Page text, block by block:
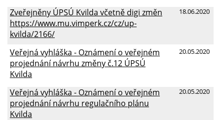
18.06.2020
Zveřejněny ÚPSÚ Kvilda včetně digi změn
https://www.mu.vimperk.cz/cz/up-
kvilda/2166/
20.05.2020
Veřejná vyhláška - Oznámení o veřejném
projednání návrhu změny č.12 ÚPSÚ
Kvilda
20.05.2020
Veřejná vyhláška - Oznámení o veřejném
projednání návrhu regulačního plánu
Kvilda